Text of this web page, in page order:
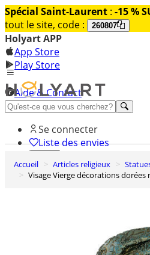
Spécial Saint-Laurent : -15 %
tout le site, code :
260807
Holyart APP
App Store
Play Store
Aide & Contact
Découvrez Premium
Se connecter
Liste des envies
0
Panier
Accueil Articles religieux
Visage Vierge décorations dorées